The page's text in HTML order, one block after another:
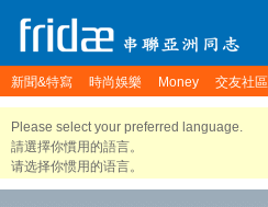
新聞&特寫 時尚娛樂 Money 交友社區
Please select your preferred language.
請選擇你慣用的語言。
请选择你惯用的语言。